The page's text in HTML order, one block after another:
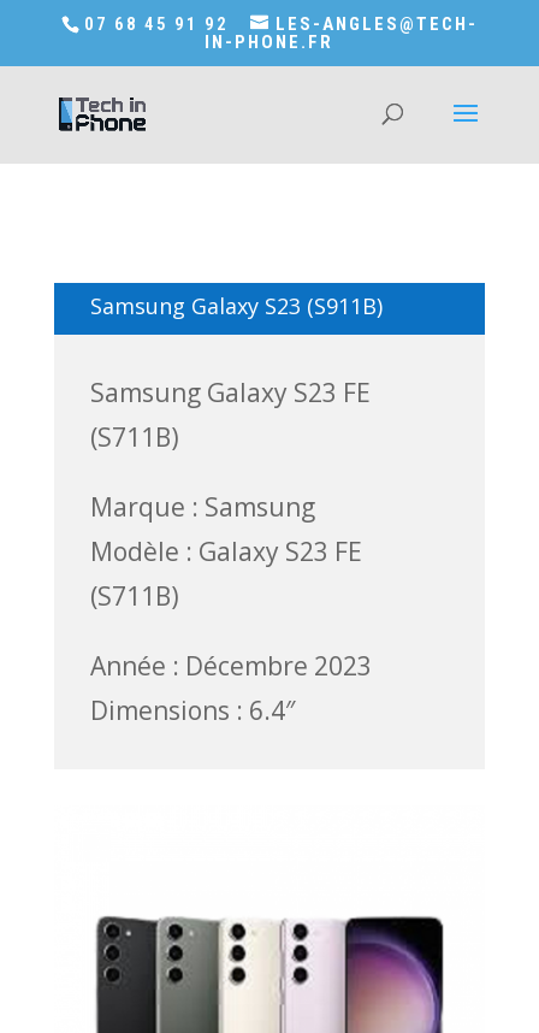
Accédez a Shop-in-tech-in-phone
07 68 45 91 92
LES-ANGLES@TECH-
IN-PHONE.FR
Samsung Galaxy S23 (S911B)
Samsung Galaxy S23 FE
(S711B)
Marque : Samsung
Modèle : Galaxy S23 FE
(S711B)
Année : Décembre 2023
Dimensions : 6.4″